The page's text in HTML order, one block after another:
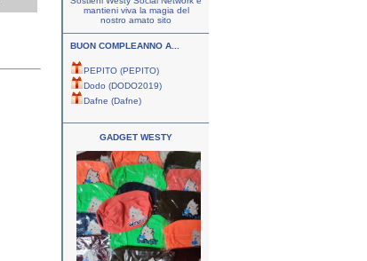
mantieni viva la magia del
nostro amato sito
BUON COMPLEANNO A...
PEPITO (PEPITO)
Dodo (DODO2019)
Dafne (Dafne)
GADGET WESTY